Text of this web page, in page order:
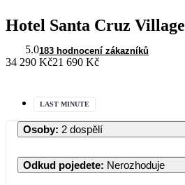
Hotel Santa Cruz Village
5.0183 hodnocení zákazníků
34 290 Kč21 690 Kč
LAST MINUTE
Osoby: 2 dospělí
Odkud pojedete: Nerozhoduje